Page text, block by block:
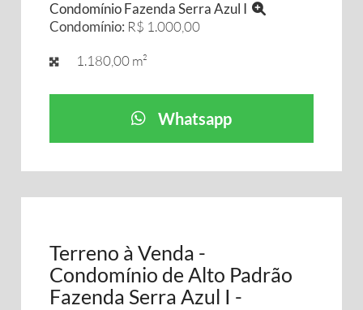
Condomínio Fazenda Serra Azul I
Condomínio: R$ 1.000,00
1.180,00 m²
Whatsapp
Terreno à Venda -
Condomínio de Alto Padrão
Fazenda Serra Azul I -